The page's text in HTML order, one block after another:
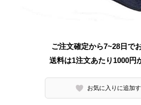
ご注文確定から7~28日で
送料は1注文あたり 1000円
お気に入りに追加